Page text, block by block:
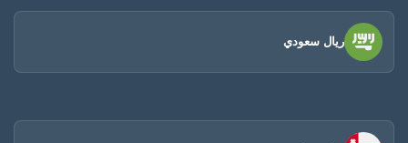
ريال سعودي